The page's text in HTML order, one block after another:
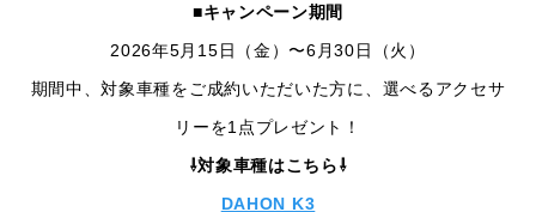
■キャンペーン期間
2026年5月15日（金）〜6月30日（火）
期間中、対象車種をご成約いただいた方に、選べるアクセサ
リーを1点プレゼント！
⇩対象車種はこちら⇩
DAHON K3